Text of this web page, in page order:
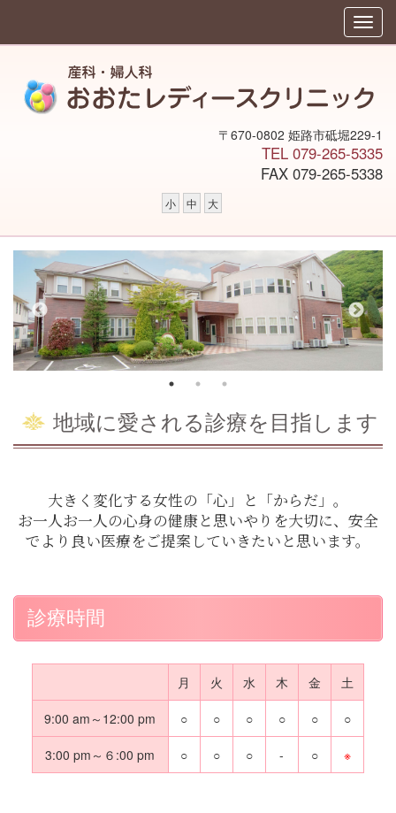
〒670-0802 姫路市砥堀229-1
TEL 079-265-5335
FAX 079-265-5338
小 中 大
地域に愛される診療を目指します
大きく変化する女性の「心」と「からだ」。
お一人お一人の心身の健康と思いやりを大切に、安全
でより良い医療をご提案していきたいと思います。
診療時間
月 火 水 木 金 土
9:00 am～12:00 pm ○ ○ ○ ○ ○ ○
3:00 pm～６:00 pm ○ ○ ○ - ○ ※